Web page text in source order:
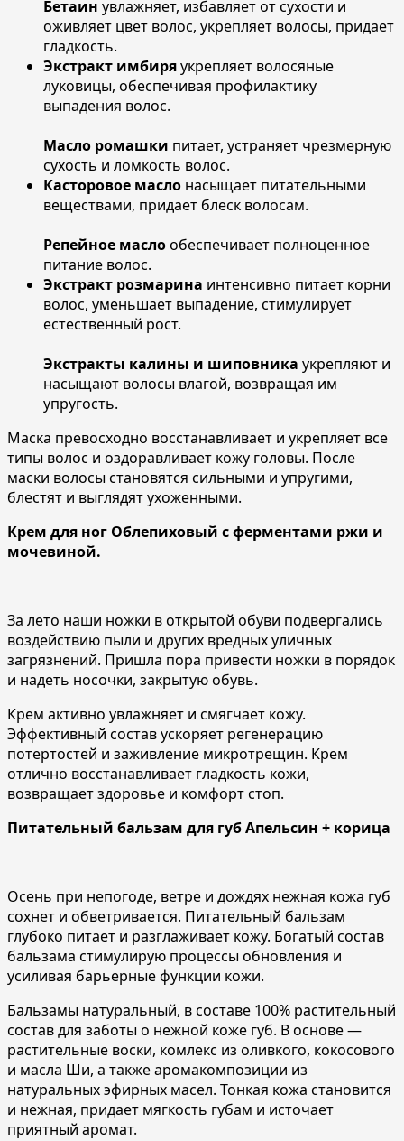
Бетаин увлажняет, избавляет от сухости и
оживляет цвет волос, укрепляет волосы, придает
гладкость.
Экстракт имбиряукрепляет волосяные
луковицы, обеспечивая профилактику
выпадения волос.
Масло ромашки питает, устраняет чрезмерную
сухость и ломкость волос.
Касторовое масло насыщает питательными
веществами, придает блеск волосам.
Репейное маслообеспечивает полноценное
питание волос.
Экстракт розмарина интенсивно питает корни
волос, уменьшает выпадение, стимулирует
естественный рост.
Экстракты калины и шиповника укрепляют и
насыщают волосы влагой, возвращая им
упругость.
Маска превосходно восстанавливает и укрепляет все
типы волос и оздоравливает кожу головы. После
маски волосы становятся сильными и упругими,
блестят и выглядят ухоженными.
Крем для ног Облепиховый с ферментами ржи и
мочевиной.
За лето наши ножки в открытой обуви подвергались
воздействию пыли и других вредных уличных
загрязнений. Пришла пора привести ножки в порядок
и надеть носочки, закрытую обувь.
Крем активно увлажняет и смягчает кожу.
Эффективный состав ускоряет регенерацию
потертостей и заживление микротрещин. Крем
отлично восстанавливает гладкость кожи,
возвращает здоровье и комфорт стоп.
Питательный бальзам для губ Апельсин + корица
Осень при непогоде, ветре и дождях нежная кожа губ
сохнет и обветривается. Питательный бальзам
глубоко питает и разглаживает кожу. Богатый состав
бальзама стимулирую процессы обновления и
усиливая барьерные функции кожи.
Бальзамы натуральный, в составе 100% растительный
состав для заботы о нежной коже губ. В основе —
растительные воски, комлекс из оливкого, кокосового
и масла Ши, а также аромакомпозиции из
натуральных эфирных масел. Тонкая кожа становится
и нежная, придает мягкость губам и источает
приятный аромат.